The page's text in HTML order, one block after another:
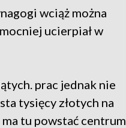
wciąż można
ucierpiał w
prac jednak nie
tysięcy złotych na
tu powstać centrum